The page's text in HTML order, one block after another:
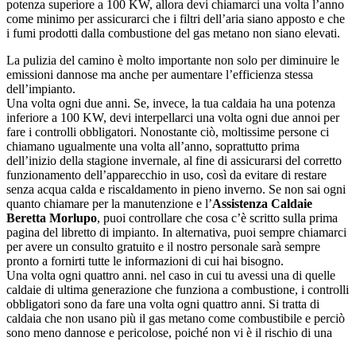
potenza superiore a 100 KW, allora devi chiamarci una volta l’anno
come minimo per assicurarci che i filtri dell’aria siano apposto e che
i fumi prodotti dalla combustione del gas metano non siano elevati.
La pulizia del camino è molto importante non solo per diminuire le
emissioni dannose ma anche per aumentare l’efficienza stessa
dell’impianto.
Una volta ogni due anni. Se, invece, la tua caldaia ha una potenza
inferiore a 100 KW, devi interpellarci una volta ogni due annoi per
fare i controlli obbligatori. Nonostante ciò, moltissime persone ci
chiamano ugualmente una volta all’anno, soprattutto prima
dell’inizio della stagione invernale, al fine di assicurarsi del corretto
funzionamento dell’apparecchio in uso, così da evitare di restare
senza acqua calda e riscaldamento in pieno inverno. Se non sai ogni
quanto chiamare per la manutenzione e l’Assistenza Caldaie
Beretta Morlupo, puoi controllare che cosa c’è scritto sulla prima
pagina del libretto di impianto. In alternativa, puoi sempre chiamarci
per avere un consulto gratuito e il nostro personale sarà sempre
pronto a fornirti tutte le informazioni di cui hai bisogno.
Una volta ogni quattro anni. nel caso in cui tu avessi una di quelle
caldaie di ultima generazione che funziona a combustione, i controlli
obbligatori sono da fare una volta ogni quattro anni. Si tratta di
caldaia che non usano più il gas metano come combustibile e perciò
sono meno dannose e pericolose, poiché non vi è il rischio di una